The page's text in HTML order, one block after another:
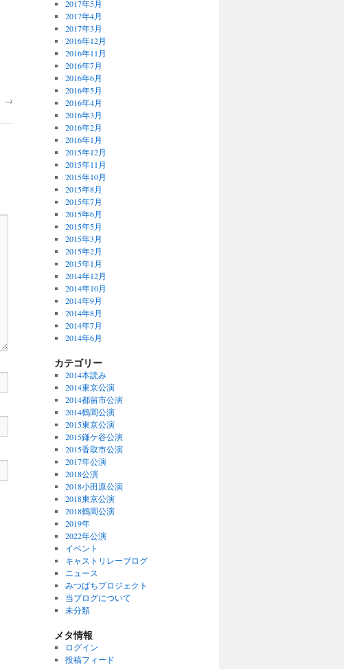
→
2017年5月
2017年4月
2017年3月
2016年12月
2016年11月
2016年7月
2016年6月
2016年5月
2016年4月
2016年3月
2016年2月
2016年1月
2015年12月
2015年11月
2015年10月
2015年8月
2015年7月
2015年6月
2015年5月
2015年3月
2015年2月
2015年1月
2014年12月
2014年10月
2014年9月
2014年8月
2014年7月
2014年6月
カテゴリー
2014本読み
2014東京公演
2014都留市公演
2014鶴岡公演
2015東京公演
2015鎌ケ谷公演
2015香取市公演
2017年公演
2018公演
2018小田原公演
2018東京公演
2018鶴岡公演
2019年
2022年公演
イベント
キャストリレーブログ
ニュース
みつばちプロジェクト
当ブログについて
未分類
メタ情報
ログイン
投稿フィード